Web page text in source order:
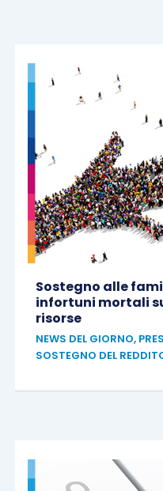
Sostegno alle
infortuni mortali
risorse
NEWS DEL GIORNO,
SOSTEGNO DEL